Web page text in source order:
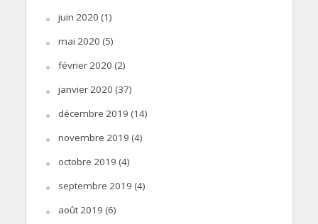
juin 2020 (1)
mai 2020 (5)
février 2020 (2)
janvier 2020 (37)
décembre 2019 (14)
novembre 2019 (4)
octobre 2019 (4)
septembre 2019 (4)
août 2019 (6)